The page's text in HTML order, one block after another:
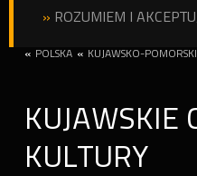
» ROZUMIEM I
« POLSKA « KUJAWSKO-
KUJAWSKIE
KULTURY